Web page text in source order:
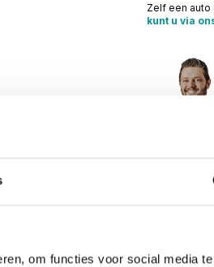
om functies voor social media
Zelf een auto
kunt u via